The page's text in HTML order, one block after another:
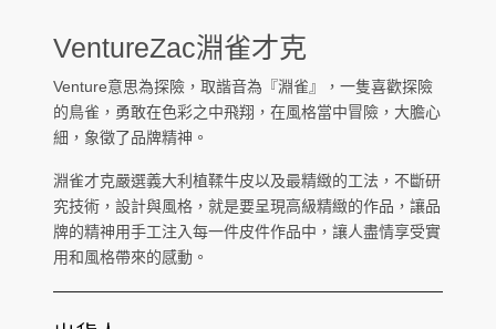
VentureZac淵雀才克
Venture意思為探險，取諧音為『淵雀』，一隻喜歡探險
的鳥雀，勇敢在色彩之中飛翔，在風格當中冒險，大膽心
細，象徵了品牌精神。
淵雀才克嚴選義大利植鞣牛皮以及最精緻的工法，不斷研
究技術，設計與風格，就是要呈現高級精緻的作品，讓品
牌的精神用手工注入每一件皮件作品中，讓人盡情享受實
用和風格帶來的感動。